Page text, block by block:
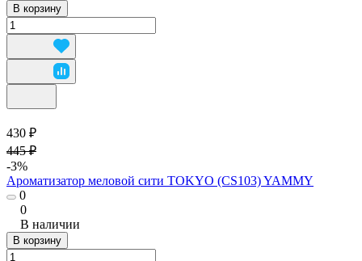
В корзину
430 ₽
445 ₽
-3%
Ароматизатор меловой сити TOKYO (CS103) YAMMY
0
0
В наличии
В корзину